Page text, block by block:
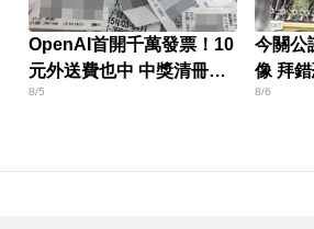
OpenAI首開千萬發票！10
元外送費也中 中獎清冊一
次看
8/5
今關公
像 拜
8/6